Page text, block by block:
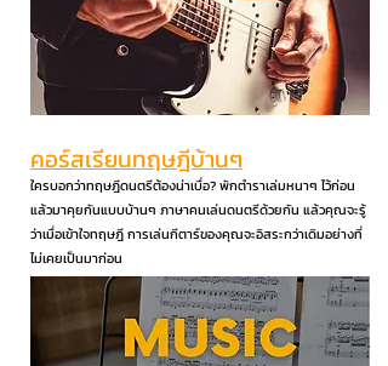
คอร์สเรียนทฤษฎีบ้านๆ
ใครบอกว่าทฤษฎีดนตรีต้องน่าเบื่อ? พักตำราเล่มหนาๆ ไว้ก่อน
แล้วมาคุยกันแบบบ้านๆ ภาษาคนเล่นดนตรีด้วยกัน แล้วคุณจะรู้
ว่าเมื่อเข้าใจทฤษฎี การเล่นกีตาร์ของคุณจะอิสระกว่าเดิมอย่างที่
ไม่เคยเป็นมาก่อน